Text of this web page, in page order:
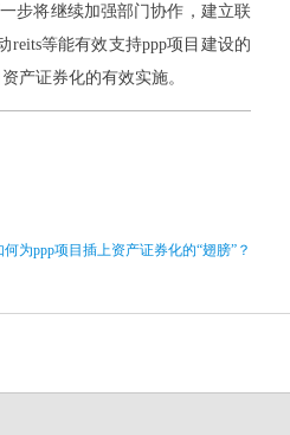
步将继续加强部门协作，建立联
等能有效支持ppp项目建设的
产证券化的有效实施。
为ppp项目插上资产证券化的“翅膀”？